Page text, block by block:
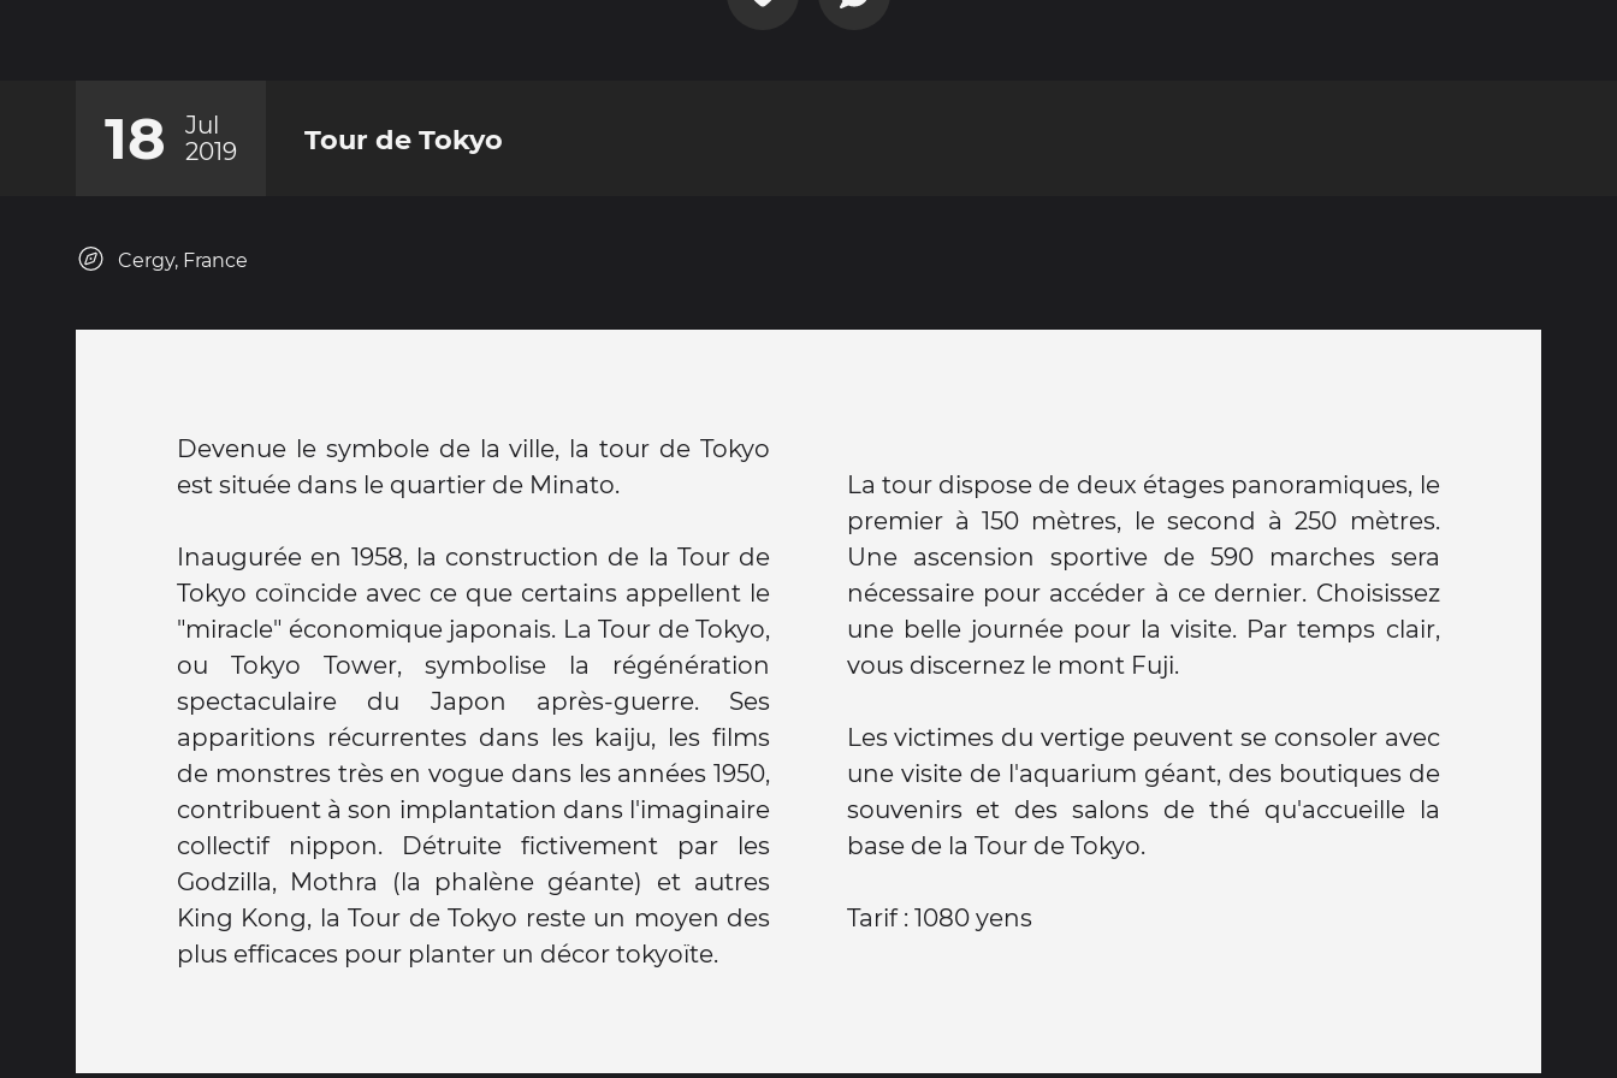
18
Jul
2019
Tour de Tokyo
Cergy, France
Devenue le symbole de la ville, la tour de Tokyo
est située dans le quartier de Minato.
Inaugurée en 1958, la construction de la Tour de
Tokyo coïncide avec ce que certains appellent le
"miracle" économique japonais. La Tour de Tokyo,
ou Tokyo Tower, symbolise la régénération
spectaculaire du Japon après-guerre. Ses
apparitions récurrentes dans les kaiju, les films
de monstres très en vogue dans les années 1950,
contribuent à son implantation dans l'imaginaire
collectif nippon. Détruite fictivement par les
Godzilla, Mothra (la phalène géante) et autres
King Kong, la Tour de Tokyo reste un moyen des
plus efficaces pour planter un décor tokyoïte.
La tour dispose de deux étages panoramiques, le
premier à 150 mètres, le second à 250 mètres.
Une ascension sportive de 590 marches sera
nécessaire pour accéder à ce dernier. Choisissez
une belle journée pour la visite. Par temps clair,
vous discernez le mont Fuji.
Les victimes du vertige peuvent se consoler avec
une visite de l'aquarium géant, des boutiques de
souvenirs et des salons de thé qu'accueille la
base de la Tour de Tokyo.
Tarif : 1080 yens